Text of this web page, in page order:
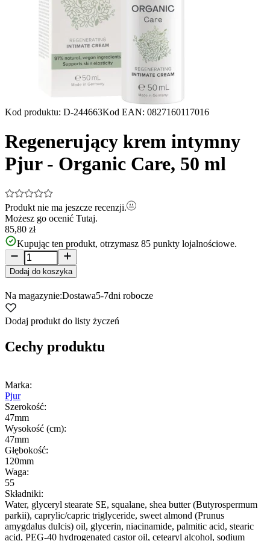
Kod produktu: D-244663Kod EAN: 0827160117016
Regenerujący krem intymny
Pjur - Organic Care, 50 ml
Produkt nie ma jeszcze recenzji.
Możesz go ocenić Tutaj.
85,80 zł
Kupując ten produkt, otrzymasz 85 punkty lojalnościowe.
Dodaj do koszyka
Na magazynie:Dostawa5-7dni robocze
Dodaj produkt do listy życzeń
Cechy produktu
Marka:
Pjur
Szerokość:
47mm
Wysokość (cm):
47mm
Głębokość:
120mm
Waga:
55
Składniki:
Water, glyceryl stearate SE, squalane, shea butter (Butyrospermum
parkii), caprylic/capric triglyceride, sweet almond (Prunus
amygdalus dulcis) oil, glycerin, niacinamide, palmitic acid, stearic
acid, PEG-40 hydrogenated castor oil, cetearyl alcohol, sodium